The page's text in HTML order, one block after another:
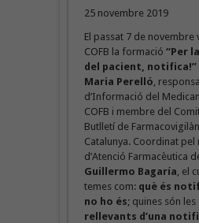
25 novembre 2019
El passat 7 de novembre
COFB la formació “Per
del pacient, notifica!”
Maria Perelló ,
d’Informació del
COFB i membre del
Butlletí de
Catalunya. Coordinat pel
d’Atenció Farmacèutica
Guillermo Bagaría , el
temes com: què és
no ho és; quines són les
rellevants d’una